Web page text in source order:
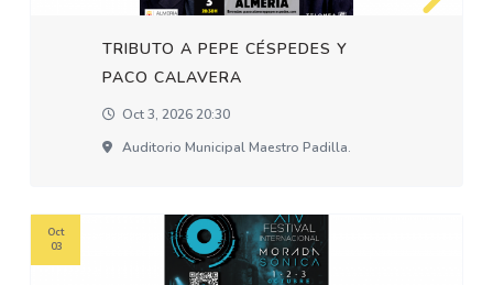
TRIBUTO A PEPE CÉSPEDES Y
PACO CALAVERA
Oct 3, 2026 20:30
Auditorio Municipal Maestro Padilla.
Oct
03